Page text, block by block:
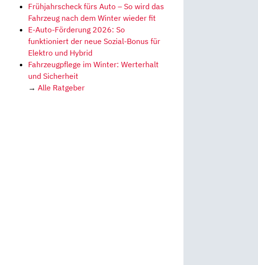
Frühjahrscheck fürs Auto – So wird das
Fahrzeug nach dem Winter wieder fit
E-Auto-Förderung 2026: So
funktioniert der neue Sozial-Bonus für
Elektro und Hybrid
Fahrzeugpflege im Winter: Werterhalt
und Sicherheit
→ Alle Ratgeber